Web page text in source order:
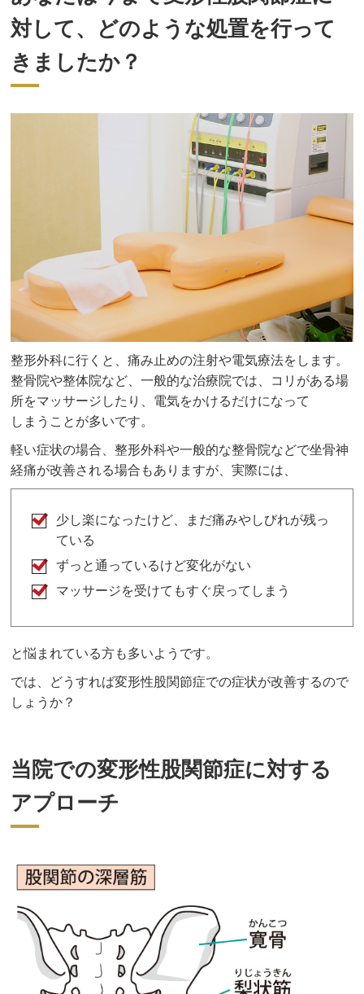
対して、どのような処置を行って
きましたか？
整形外科に行くと、痛み止めの注射や電気療法をします。
整骨院や整体院など、一般的な治療院では、コリがある場
所をマッサージしたり、電気をかけるだけになって
しまうことが多いです。
軽い症状の場合、整形外科や一般的な整骨院などで坐骨神
経痛が改善される場合もありますが、実際には、
少し楽になったけど、まだ痛みやしびれが残っ
ている
ずっと通っているけど変化がない
マッサージを受けてもすぐ戻ってしまう
と悩まれている方も多いようです。
では、どうすれば変形性股関節症での症状が改善するので
しょうか？
当院での変形性股関節症に対する
アプローチ